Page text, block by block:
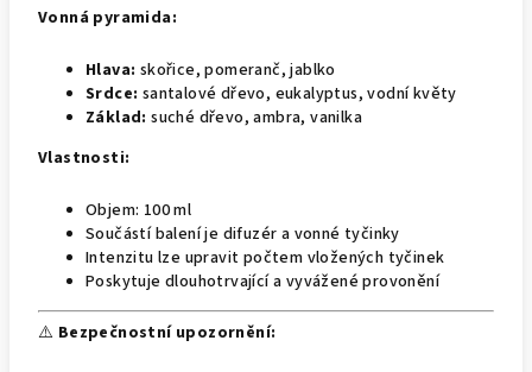
Vonná pyramida:
Hlava: skořice, pomeranč, jablko
Srdce: santalové dřevo, eukalyptus, vodní květy
Základ: suché dřevo, ambra, vanilka
Vlastnosti:
Objem: 100 ml
Součástí balení je difuzér a vonné tyčinky
Intenzitu lze upravit počtem vložených tyčinek
Poskytuje dlouhotrvající a vyvážené provonění
⚠️ Bezpečnostní upozornění: